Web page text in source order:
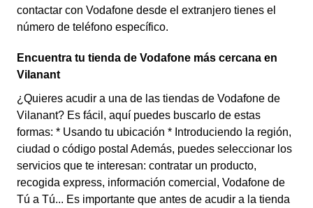
contactar con Vodafone desde el extranjero tienes el
número de teléfono específico.
Encuentra tu tienda de Vodafone más cercana en
Vilanant
¿Quieres acudir a una de las tiendas de Vodafone de
Vilanant? Es fácil, aquí puedes buscarlo de estas
formas: * Usando tu ubicación * Introduciendo la región,
ciudad o código postal Además, puedes seleccionar los
servicios que te interesan: contratar un producto,
recogida express, información comercial, Vodafone de
Tú a Tú... Es importante que antes de acudir a la tienda